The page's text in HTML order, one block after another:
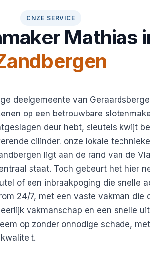
ONZE SERVICE
Mathias
deelgemeente van
op een betrouwbare
deur hebt, sleutels kwijt
cilinder, onze lokale
ligt aan de rand van de
staat. Toch gebeurt het hier
of een inbraakpoging die snelle
24/7, met een vaste vakman die
vakmanschap en een snelle
op zonder onnodige schade,